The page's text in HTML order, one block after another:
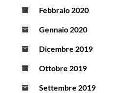
Febbraio 2020
Gennaio 2020
Dicembre 2019
Ottobre 2019
Settembre 2019